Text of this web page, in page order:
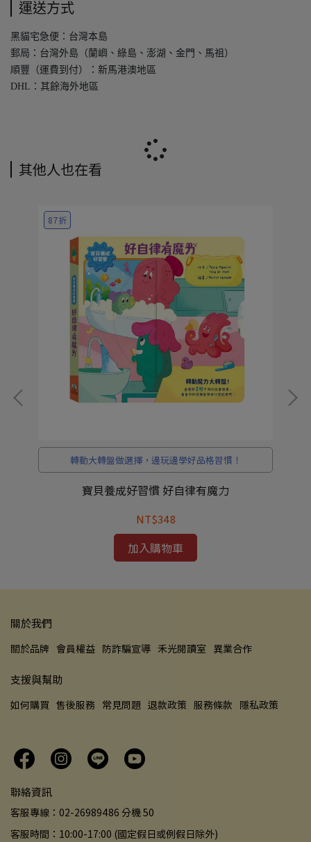
運送方式
黑貓宅急便：台灣本島
郵局：台灣外島（蘭嶼、綠島、澎湖、金門、馬祖）
順豐（運費到付）：新馬港澳地區
DHL：其餘海外地區
其他人也在看
87折
轉動大轉盤做選擇，邊玩邊學好品格習慣！
寶貝養成好習慣 好自律有魔力
NT$348
加入購物車
關於我們
關於品牌 會員權益 防詐騙宣導 禾光閱讀室 異業合作
支援與幫助
如何購買 售後服務 常見問題 退款政策 服務條款 隱私政策
聯絡資訊
客服專線：02-26989486 分機 50
客服時間：10:00-17:00 (國定假日或例假日除外)